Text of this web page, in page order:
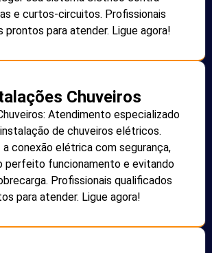
e curtos-circuitos. Profissionais
prontos para atender. Ligue agora!
Chuveiros
Atendimento especializado
de chuveiros elétricos.
a conexão elétrica com segurança,
perfeito funcionamento e evitando
Profissionais qualificados
para atender. Ligue agora!